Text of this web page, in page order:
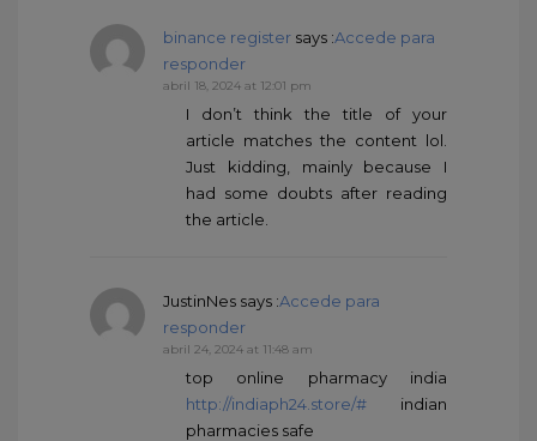
binance register says :Accede para
responder
abril 18, 2024 at 12:01 pm
I don’t think the title of your
article matches the content lol.
Just kidding, mainly because I
had some doubts after reading
the article.
JustinNes says :Accede para
responder
abril 24, 2024 at 11:48 am
top online pharmacy india
http://indiaph24.store/# indian
pharmacies safe